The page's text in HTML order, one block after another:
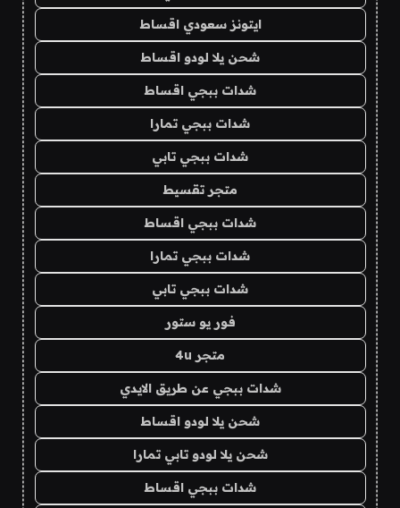
ايتونز سعودي اقساط
شحن يلا لودو اقساط
شدات ببجي اقساط
شدات ببجي تمارا
شدات ببجي تابي
متجر تقسيط
شدات ببجي اقساط
شدات ببجي تمارا
شدات ببجي تابي
فور يو ستور
متجر 4u
شدات ببجي عن طريق الايدي
شحن يلا لودو اقساط
شحن يلا لودو تابي تمارا
شدات ببجي اقساط